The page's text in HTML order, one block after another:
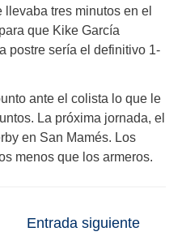
tres minutos en el
que Kike García
postre sería el definitivo 1-
ante el colista lo que le
La próxima jornada, el
en San Mamés. Los
menos que los armeros.
Entrada siguiente